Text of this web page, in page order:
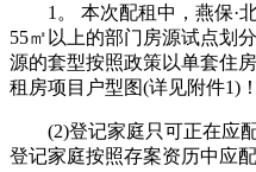
1。 本次配租中，燕保·北
55㎡以上的部门房源试点划
源的套型按照政策以单套住
租房项目户型图(详见附件1)！
(2)登记家庭只可正在应配
登记家庭按照存案资历中应